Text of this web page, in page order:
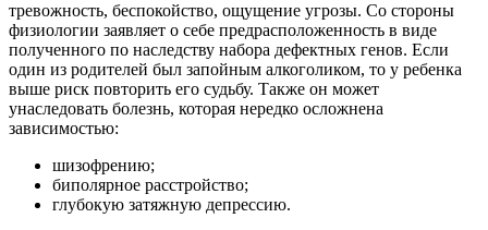
тревожность, беспокойство, ощущение угрозы. Со стороны
физиологии заявляет о себе предрасположенность в виде
полученного по наследству набора дефектных генов. Если
один из родителей был запойным алкоголиком, то у ребенка
выше риск повторить его судьбу. Также он может
унаследовать болезнь, которая нередко осложнена
зависимостью:
шизофрению;
биполярное расстройство;
глубокую затяжную депрессию.